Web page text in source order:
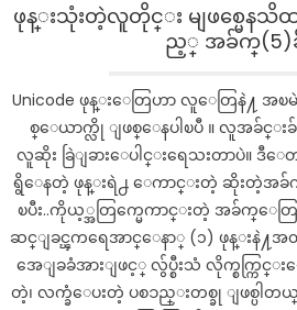
တွေ
တာ
မို့
အသားစာ
ရန်
ငြင်းဆန်
နေ
တဲ့
ချစ်စရာ
ဖုန္းသုံးတဲ့လူတိုင္း မျဖစ္မေနသိထ
ည့္ အခ်က္(5)
Unicode ဖုန္းေတြဟာ လူေတြနဲ႔
စ္ေယာက္လို ျဖစ္ေနပါၿပီ ။ လူအခ်င္
လူဆိုး ခြဲျခားေပါင္းရေသးတာပဲ။ ဒီေတ
ရွိေနတဲ့ ဖုန္းရဲ႕ ေကာင္းတဲ့ ဆိုးတဲ့အခ်က္
ၿပီး..ကိုယ့္အတြက္မေကာင္းတဲ့ အခ်က္ေတ
ဆင္ျခင္ၾကရေအာင္ေနာ္ (၁) ဖုန္းနဲ႔
အေျခခံအားျဖင့္ လွ်ပ္စီးသံ လိုက္စက္ကြင္
တဲ့၊ လက္ခံေပးတဲ့ ပစၥည္းတစ္ခု ျဖစ္ပါ